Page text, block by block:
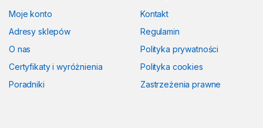
Moje konto
Adresy sklepów
O nas
Certyfikaty i wyróżnienia
Poradniki
Kontakt
Regulamin
Polityka prywatności
Polityka cookies
Zastrzeżenia prawne